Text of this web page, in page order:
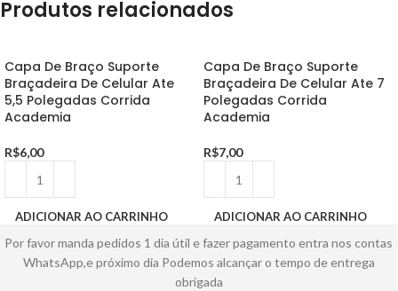
Produtos relacionados
Capa De Braço Suporte
Braçadeira De Celular Ate
5,5 Polegadas Corrida
Academia
R$6,00
ADICIONAR AO CARRINHO
Capa De Braço Suporte
Braçadeira De Celular Ate 7
Polegadas Corrida
Academia
R$7,00
ADICIONAR AO CARRINHO
Por favor manda pedidos 1 dia útil e fazer pagamento entra nos contas
WhatsApp,e próximo dia Podemos alcançar o tempo de entrega
obrigada